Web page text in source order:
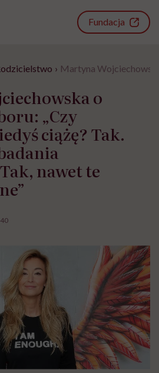
Fundacja
› Martyna
o
„Czy
ciążę? Tak.
nawet te